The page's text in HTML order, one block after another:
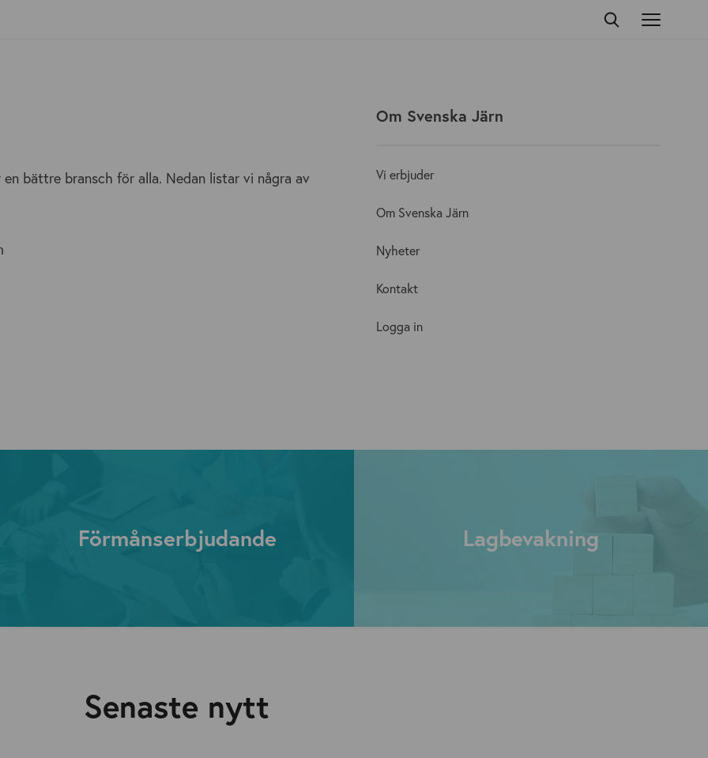
Om Svenska Järn
Vi erbjuder
Om Svenska Järn
Nyheter
Kontakt
Logga in
bättre bransch för alla. Nedan listar vi några av
Förmånserbjudande Lagbevakning
Senaste nytt